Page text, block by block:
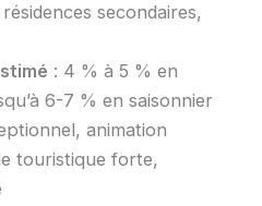
secondaires,
: 4 % à 5 % en
6-7 % en saisonnier
animation
touristique forte,